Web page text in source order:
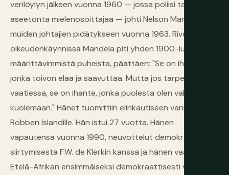
verilöylyn jälkeen vuonna 1960 — jossa poliisi tappoi 69
aseetonta mielenosoittajaa — johti Nelson Mandelan ja
muiden johtajien pidätykseen vuonna 1963. Rivonian
oikeudenkäynnissä Mandela piti yhden 1900-luvun
määrittävimmistä puheista, päättäen: "Se on ihante,
jonka toivon elää ja saavuttaa. Mutta jos tarpeen
vaatiessa, se on ihante, jonka puolesta olen valmis
kuolemaan." Hänet tuomittiin elinkautiseen vankeuteen
Robben Islandille. Hän istui 27 vuotta. Hänen
vapautensa vuonna 1990, neuvottelut demokratian
siirtymisestä F.W. de Klerkin kanssa ja hänen vaalinsa
Etelä-Afrikan ensimmäiseksi demokraattisesti valituksi